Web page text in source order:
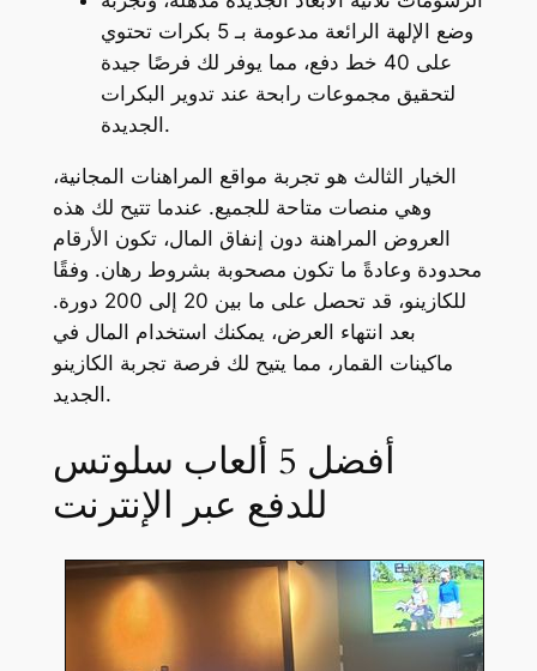
وضع الإلهة الرائعة مدعومة بـ 5 بكرات تحتوي
على 40 خط دفع، مما يوفر لك فرصًا جيدة
لتحقيق مجموعات رابحة عند تدوير البكرات
الجديدة.
الخيار الثالث هو تجربة مواقع المراهنات المجانية،
وهي منصات متاحة للجميع. عندما تتيح لك هذه
العروض المراهنة دون إنفاق المال، تكون الأرقام
محدودة وعادةً ما تكون مصحوبة بشروط رهان. وفقًا
للكازينو، قد تحصل على ما بين 20 إلى 200 دورة.
بعد انتهاء العرض، يمكنك استخدام المال في
ماكينات القمار، مما يتيح لك فرصة تجربة الكازينو
الجديد.
أفضل 5 ألعاب سلوتس
للدفع عبر الإنترنت